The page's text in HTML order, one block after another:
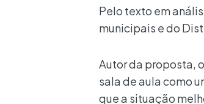
Pelo texto em
municipais e do
Autor da proposta,
sala de aula como
que a situação